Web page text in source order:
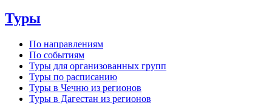
Туры
По направлениям
По событиям
Туры для организованных групп
Туры по расписанию
Туры в Чечню из регионов
Туры в Дагестан из регионов